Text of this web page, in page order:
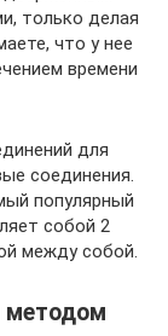
только делая
что у нее
времени
для
соединения.
популярный
собой 2
между собой.